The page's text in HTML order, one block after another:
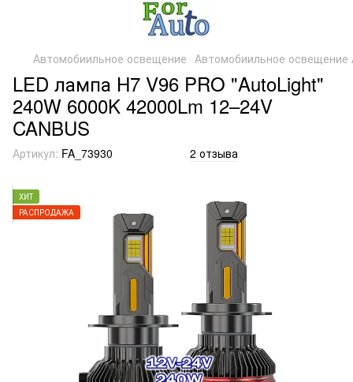
Автомобиильное освещение Автомобиильное освещение
LED лампа H7 V96 PRO "AutoLight"
240W 6000K 42000Lm 12–24V
CANBUS
Артикул: FA_73930 2 отзыва
ХИТ
РАСПРОДАЖА